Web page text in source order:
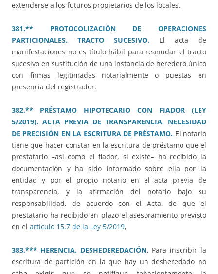
extenderse a los futuros propietarios de los locales.
381.** PROTOCOLIZACIÓN DE OPERACIONES
PARTICIONALES. TRACTO SUCESIVO. El acta de
manifestaciones no es título hábil para reanudar el tracto
sucesivo en sustitución de una instancia de heredero único
con firmas legitimadas notarialmente o puestas en
presencia del registrador.
382.** PRÉSTAMO HIPOTECARIO CON FIADOR (LEY
5/2019). ACTA PREVIA DE TRANSPARENCIA. NECESIDAD
DE PRECISIÓN EN LA ESCRITURA DE PRÉSTAMO. El notario
tiene que hacer constar en la escritura de préstamo que el
prestatario –así como el fiador, si existe– ha recibido la
documentación y ha sido informado sobre ella por la
entidad y por el propio notario en el acta previa de
transparencia, y la afirmación del notario bajo su
responsabilidad, de acuerdo con el Acta, de que el
prestatario ha recibido en plazo el asesoramiento previsto
en el artículo 15.7 de la Ley 5/2019,
383.*** HERENCIA. DESHEDEREDACIÓN. Para inscribir la
escritura de partición en la que hay un desheredado no